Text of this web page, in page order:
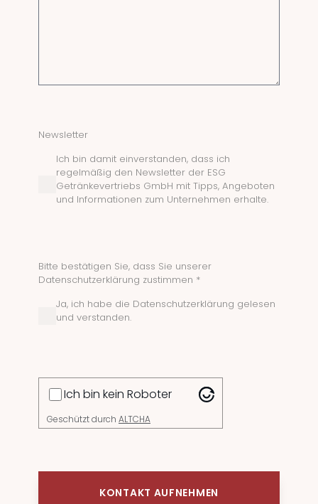
Newsletter
Ich bin damit einverstanden, dass ich
regelmäßig den Newsletter der ESG
Getränkevertriebs GmbH mit Tipps, Angeboten
und Informationen zum Unternehmen erhalte.
Bitte bestätigen Sie, dass Sie unserer
Datenschutzerklärung zustimmen *
Ja, ich habe die Datenschutzerklärung gelesen
und verstanden.
Ich bin kein Roboter
Geschützt durch ALTCHA
KONTAKT AUFNEHMEN